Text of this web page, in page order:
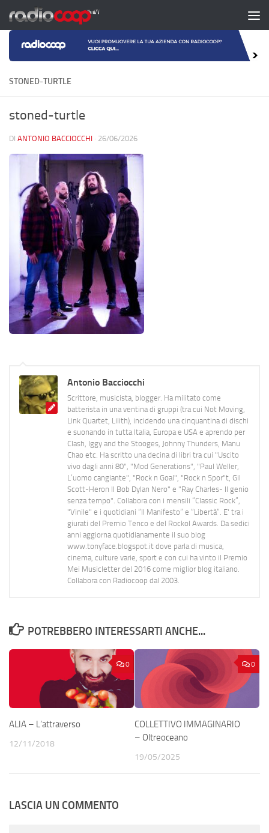
Salta al contenuto
STONED-TURTLE
stoned-turtle
DI ANTONIO BACCIOCCHI · 26/06/2026
Antonio Bacciocchi
Scrittore, musicista, blogger. Ha militato come
batterista in una ventina di gruppi (tra cui Not Moving,
Link Quartet, Lilith), incidendo una cinquantina di dischi
e suonando in tutta Italia, Europa e USA e aprendo per
Clash, Iggy and the Stooges, Johnny Thunders, Manu
Chao etc. Ha scritto una decina di libri tra cui "Uscito
vivo dagli anni 80", "Mod Generations", "Paul Weller,
L’uomo cangiante", "Rock n Goal", "Rock n Spor"t, Gil
Scott-Heron Il Bob Dylan Nero" e "Ray Charles- Il genio
senza tempo". Collabora con i mensili “Classic Rock”,
"Vinile" e i quotidiani “Il Manifesto” e “Libertà”. E' tra i
giurati del Premio Tenco e del Rockol Awards. Da sedici
anni aggiorna quotidianamente il suo blog
www.tonyface.blogspot.it dove parla di musica,
cinema, culture varie, sport e con cui ha vinto il Premio
Mei Musicletter del 2016 come miglior blog italiano.
Collabora con Radiocoop dal 2003.
POTREBBERO INTERESSARTI ANCHE...
0
ALIA – L’attraverso
12/11/2018
0
COLLETTIVO IMMAGINARIO
– Oltreoceano
19/05/2025
LASCIA UN COMMENTO